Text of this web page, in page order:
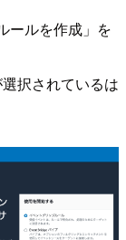
ールを作成」を
択されているは